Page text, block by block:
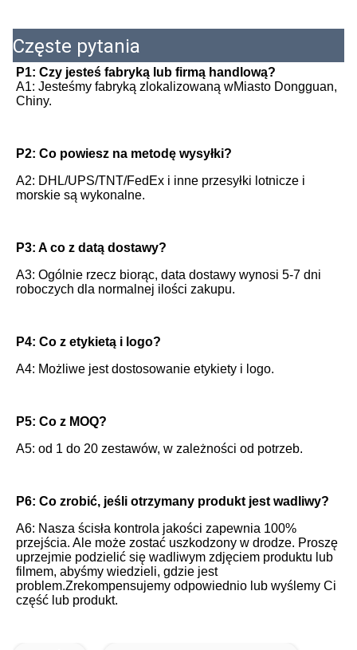
Częste pytania
P1: Czy jesteś fabryką lub firmą handlową?
A1: Jesteśmy fabryką zlokalizowaną wMiasto Dongguan,
Chiny.
P2: Co powiesz na metodę wysyłki?
A2: DHL/UPS/TNT/FedEx i inne przesyłki lotnicze i
morskie są wykonalne.
P3: A co z datą dostawy?
A3: Ogólnie rzecz biorąc, data dostawy wynosi 5-7 dni
roboczych dla normalnej ilości zakupu.
P4: Co z etykietą i logo?
A4: Możliwe jest dostosowanie etykiety i logo.
P5: Co z MOQ?
A5: od 1 do 20 zestawów, w zależności od potrzeb.
P6: Co zrobić, jeśli otrzymany produkt jest wadliwy?
A6: Nasza ścisła kontrola jakości zapewnia 100%
przejścia. Ale może zostać uszkodzony w drodze. Proszę
uprzejmie podzielić się wadliwym zdjęciem produktu lub
filmem, abyśmy wiedzieli, gdzie jest
problem.Zrekompensujemy odpowiednio lub wyślemy Ci
część lub produkt.